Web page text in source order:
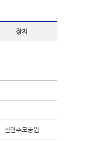
장지
천안추모공원